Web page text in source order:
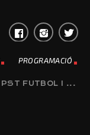
PROGRAMACIÓ
PST FUTBOL I ...